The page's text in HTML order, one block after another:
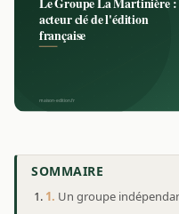
SOMMAIRE
Un groupe